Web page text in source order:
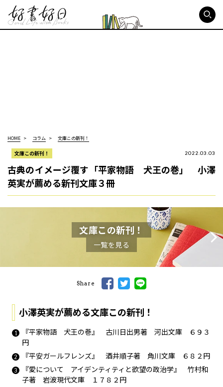
HOME コラム 文庫この新刊！
文庫この新刊！ 2022.03.03
古典のイメージ覆す「平家物語 犬王の巻」 小澤
英実が薦める新刊文庫３冊
文庫この新刊！
一覧を見る
Share
小澤英実が薦める文庫この新刊！
『平家物語 犬王の巻』 古川日出男著 河出文庫 ６９３
円
『平安ガールフレンズ』 酒井順子著 角川文庫 ６８２円
『愛について アイデンティティと欲望の政治学』 竹村和
子著 岩波現代文庫 １７８２円